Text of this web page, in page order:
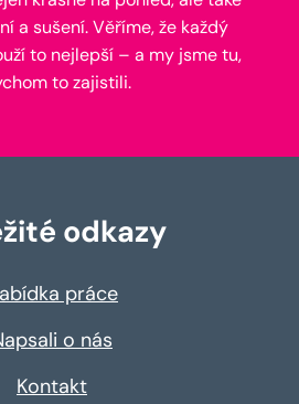
a sušení. Věříme, že každý
to nejlepší – a my jsme tu,
to zajistili.
odkazy
práce
o nás
Kontakt